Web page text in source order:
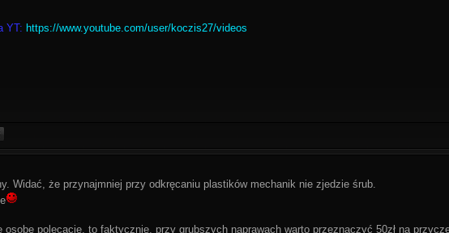
YT: https://www.youtube.com/user/koczis27/videos
Widać, że przynajmniej przy odkręcaniu plastików mechanik nie zjedzie śrub.
polecacie, to faktycznie, przy grubszych naprawach warto przeznaczyć 50zł na